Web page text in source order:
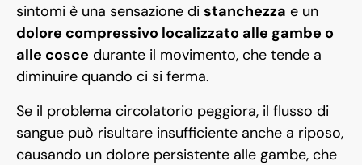
sintomi è una sensazione di stanchezza e un
dolore compressivo localizzato alle gambe o
alle cosce durante il movimento, che tende a
diminuire quando ci si ferma.
Se il problema circolatorio peggiora, il flusso di
sangue può risultare insufficiente anche a riposo,
causando un dolore persistente alle gambe, che